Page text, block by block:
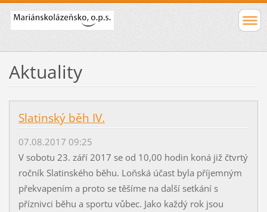
Aktuality
Slatinský běh IV.
07.08.2017 09:25
V sobotu 23. září 2017 se od 10,00 hodin koná již čtvrtý
ročník Slatinského běhu. Loňská účast byla příjemným
překvapením a proto se těšíme na další setkání s
příznivci běhu a sportu vůbec. Jako každý rok jsou